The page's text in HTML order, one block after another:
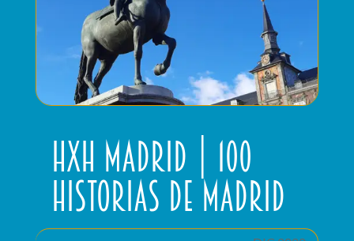
HxH Madrid | 100
historias de Madrid